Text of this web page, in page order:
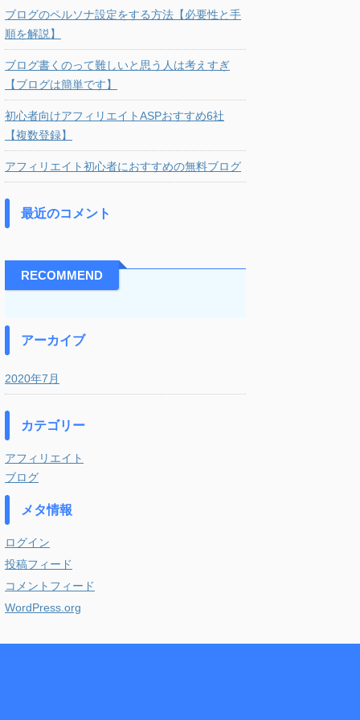
ブログのペルソナ設定をする方法【必要性と手
順を解説】
ブログ書くのって難しいと思う人は考えすぎ
【ブログは簡単です】
初心者向けアフィリエイトASPおすすめ6社
【複数登録】
アフィリエイト初心者におすすめの無料ブログ
最近のコメント
RECOMMEND
アーカイブ
2020年7月
カテゴリー
アフィリエイト
ブログ
メタ情報
ログイン
投稿フィード
コメントフィード
WordPress.org